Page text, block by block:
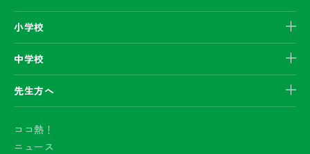
小学校
中学校
先生方へ
ココ熱！
ニュース